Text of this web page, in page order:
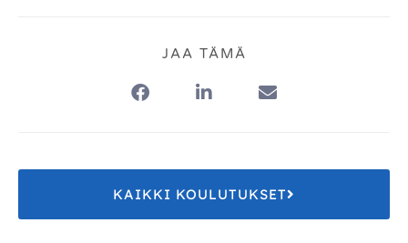
JAA TÄMÄ
KAIKKI KOULUTUKSET